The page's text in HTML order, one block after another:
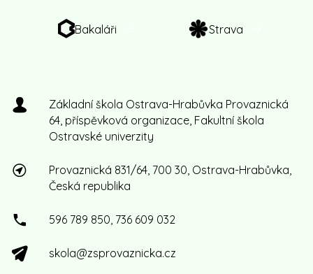
Bakaláři Strava
Základní škola Ostrava-Hrabůvka Provaznická
64, příspěvková organizace, Fakultní škola
Ostravské univerzity
Provaznická 831/64, 700 30, Ostrava-Hrabůvka,
Česká republika
596 789 850, 736 609 032
skola@zsprovaznicka.cz